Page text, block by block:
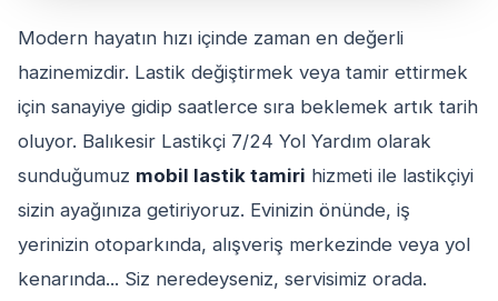
Modern hayatın hızı içinde zaman en değerli
hazinemizdir. Lastik değiştirmek veya tamir ettirmek
için sanayiye gidip saatlerce sıra beklemek artık tarih
oluyor. Balıkesir Lastikçi 7/24 Yol Yardım olarak
sunduğumuz mobil lastik tamiri hizmeti ile lastikçiyi
sizin ayağınıza getiriyoruz. Evinizin önünde, iş
yerinizin otoparkında, alışveriş merkezinde veya yol
kenarında... Siz neredeyseniz, servisimiz orada.